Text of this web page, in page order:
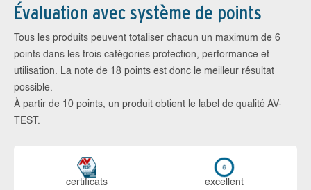
Évaluation avec système de points
Tous les produits peuvent totaliser chacun un maximum de 6
points dans les trois catégories protection, performance et
utilisation. La note de 18 points est donc le meilleur résultat
possible.
À partir de 10 points, un produit obtient le label de qualité AV-
TEST.
certi­ficats ex­cellent